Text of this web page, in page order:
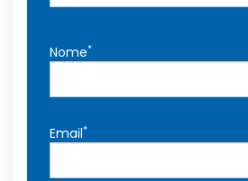
Nome*
Email*